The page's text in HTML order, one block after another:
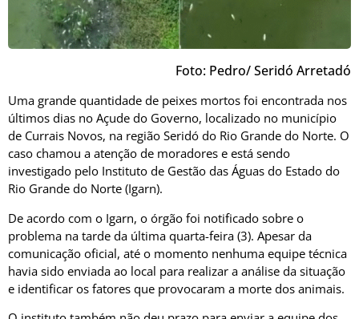
Foto: Pedro/ Seridó Arretadó
Uma grande quantidade de peixes mortos foi encontrada nos
últimos dias no Açude do Governo, localizado no município
de Currais Novos, na região Seridó do Rio Grande do Norte. O
caso chamou a atenção de moradores e está sendo
investigado pelo Instituto de Gestão das Águas do Estado do
Rio Grande do Norte (Igarn).
De acordo com o Igarn, o órgão foi notificado sobre o
problema na tarde da última quarta-feira (3). Apesar da
comunicação oficial, até o momento nenhuma equipe técnica
havia sido enviada ao local para realizar a análise da situação
e identificar os fatores que provocaram a morte dos animais.